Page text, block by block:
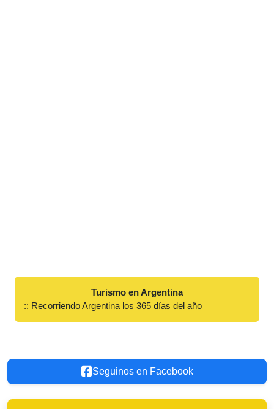
Turismo en Argentina
:: Recorriendo Argentina los 365 días del año
Seguinos en Facebook